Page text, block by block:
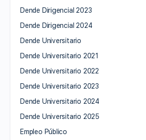
Dende Dirigencial 2023
Dende Dirigencial 2024
Dende Universitario
Dende Universitario 2021
Dende Universitario 2022
Dende Universitario 2023
Dende Universitario 2024
Dende Universitario 2025
Empleo Público